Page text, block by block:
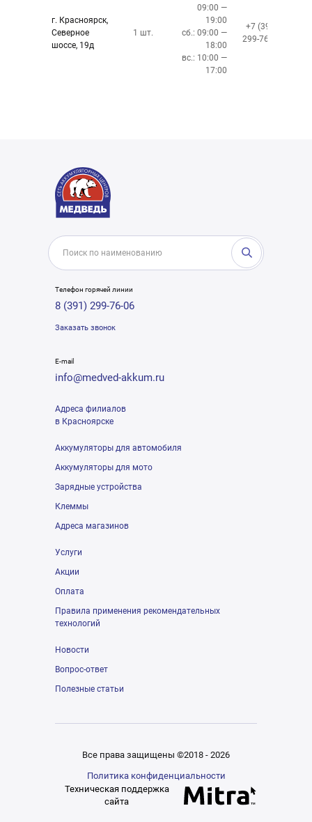
г. Красноярск,
Северное
шоссе, 19д
1 шт.
09:00 —
19:00
сб.: 09:00 —
18:00
вс.: 10:00 —
17:00
+7 (391)
299-76-06
Телефон горячей линии
8 (391) 299-76-06
Заказать звонок
E-mail
info@medved-akkum.ru
Адреса филиалов
в Красноярске
Аккумуляторы для автомобиля
Аккумуляторы для мото
Зарядные устройства
Клеммы
Адреса магазинов
Услуги
Акции
Оплата
Правила применения рекомендательных
технологий
Новости
Вопрос-ответ
Полезные статьи
Все права защищены ©2018 - 2026
Политика конфиденциальности
Техническая поддержка
сайта